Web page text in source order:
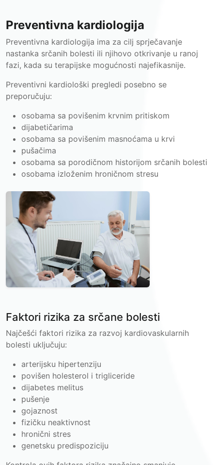
Preventivna kardiologija
Preventivna kardiologija ima za cilj sprječavanje
nastanka srčanih bolesti ili njihovo otkrivanje u ranoj
fazi, kada su terapijske mogućnosti najefikasnije.
Preventivni kardiološki pregledi posebno se
preporučuju:
osobama sa povišenim krvnim pritiskom
dijabetičarima
osobama sa povišenim masnoćama u krvi
pušačima
osobama sa porodičnom historijom srčanih bolesti
osobama izloženim hroničnom stresu
Faktori rizika za srčane bolesti
Najčešći faktori rizika za razvoj kardiovaskularnih
bolesti uključuju:
arterijsku hipertenziju
povišen holesterol i trigliceride
dijabetes melitus
pušenje
gojaznost
fizičku neaktivnost
hronični stres
genetsku predispoziciju